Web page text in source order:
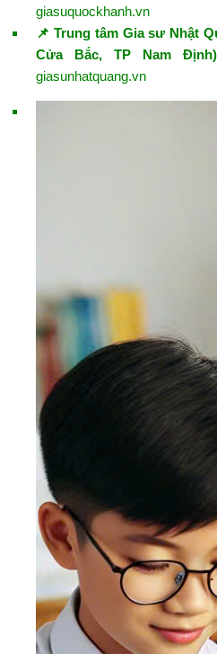
giasuquockhanh.vn
📌 Trung tâm Gia sư Nhật
Cửa Bắc, TP Nam Định)
giasunhatquang.vn